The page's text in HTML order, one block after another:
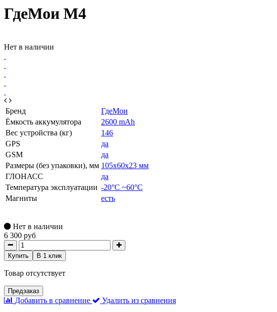
ГдеМои M4
Нет в наличии
Бренд
ГдеМои
Ёмкость аккумулятора
2600 mAh
Вес устройства (кг)
146
GPS
да
GSM
да
Размеры (без упаковки), мм 105х60х23 мм
ГЛОНАСС
да
Температура эксплуатации -20°C ~60°C
Магниты
есть
Нет в наличии
6 300 руб
Купить В 1 клик
Товар отсутствует
Предзаказ
Добавить в сравнение
Удалить из сравнения